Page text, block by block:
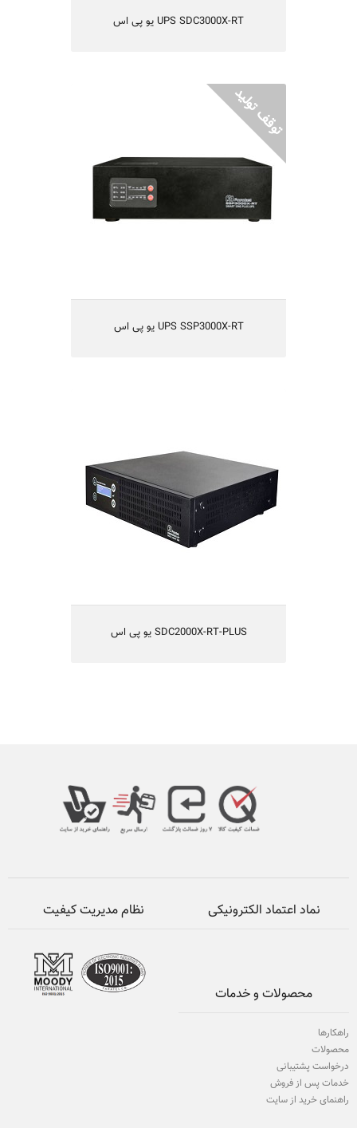
UPS SDC3000X-RT یو پی اس
UPS SSP3000X-RT یو پی اس
قابلیت کارکردن با ژنراتور
دارای خروجی سینوسی
یکسال گارانتی و 5 سال تعهد تامین قطعات
مناسب شبکه های کامپیوتر کوچک و متوسط،
سیستم های مخابراتی، آزمایشگاهی، بانکی و...
SDC2000X-RT-PLUS یو پی اس
تکنولوژیIGBT
و یا طراحی بدون ترانس
قابلیت کارکردن با ژنراتور
راندمان بالا
یکسال گارانتی و 10 سال تامین قطعات
مناسب شبکه های کامپیوتری کوچک ومتوسط،
سیستم های حساس مخابراتی و آزمایشگاهی
نظام مدیریت کیفیت نماد اعتماد الکترونیکی
محصولات و خدمات
راهکارها
محصولات
درخواست پشتیبانی
خدمات پس از فروش
راهنمای خرید از سایت